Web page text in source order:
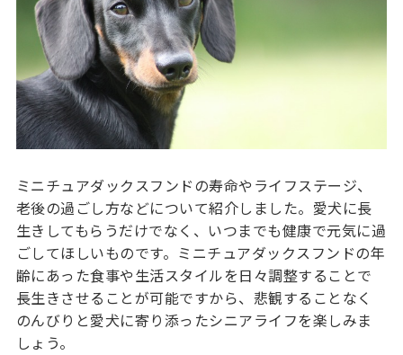
ミニチュアダックスフンドの寿命やライフステージ、
老後の過ごし方などについて紹介しました。愛犬に長
生きしてもらうだけでなく、いつまでも健康で元気に過
ごしてほしいものです。ミニチュアダックスフンドの年
齢にあった食事や生活スタイルを日々調整することで
長生きさせることが可能ですから、悲観することなく
のんびりと愛犬に寄り添ったシニアライフを楽しみま
しょう。